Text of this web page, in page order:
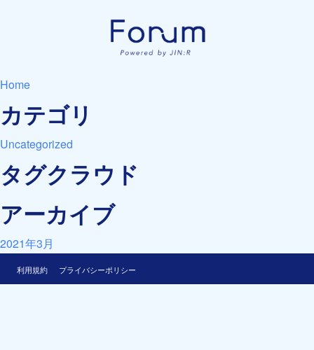
Home
カテゴリ
Uncategorized
タグクラウド
アーカイブ
2021年3月
利用規約 プライバシーポリシー